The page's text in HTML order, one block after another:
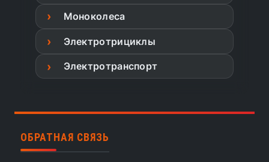
Моноколеса
Электротрициклы
Электротранспорт
ОБРАТНАЯ СВЯЗЬ